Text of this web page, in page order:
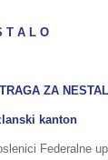
T A L O
ZA
kanton
Federalne